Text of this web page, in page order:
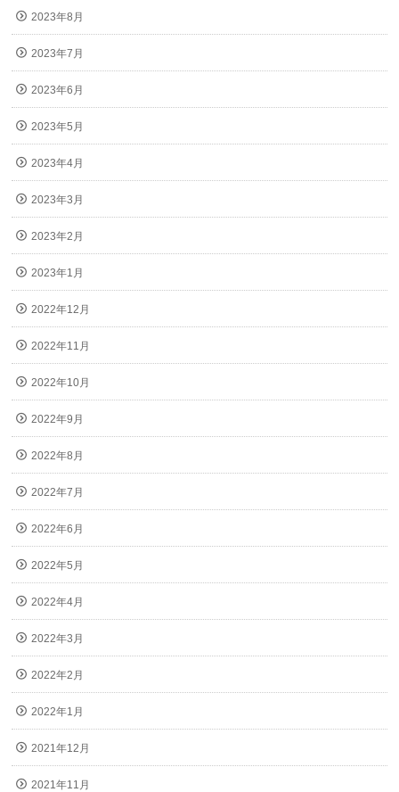
2023年8月
2023年7月
2023年6月
2023年5月
2023年4月
2023年3月
2023年2月
2023年1月
2022年12月
2022年11月
2022年10月
2022年9月
2022年8月
2022年7月
2022年6月
2022年5月
2022年4月
2022年3月
2022年2月
2022年1月
2021年12月
2021年11月